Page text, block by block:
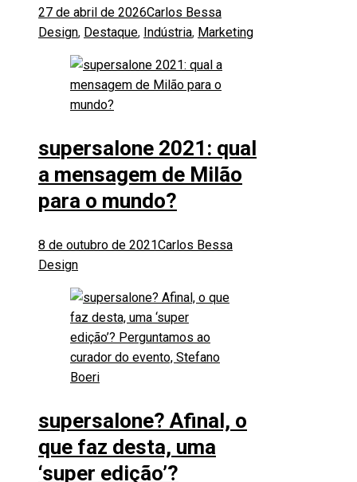
27 de abril de 2026Carlos Bessa
Design, Destaque, Indústria, Marketing
supersalone 2021: qual
a mensagem de Milão
para o mundo?
8 de outubro de 2021Carlos Bessa
Design
supersalone? Afinal, o
que faz desta, uma
‘super edição’?